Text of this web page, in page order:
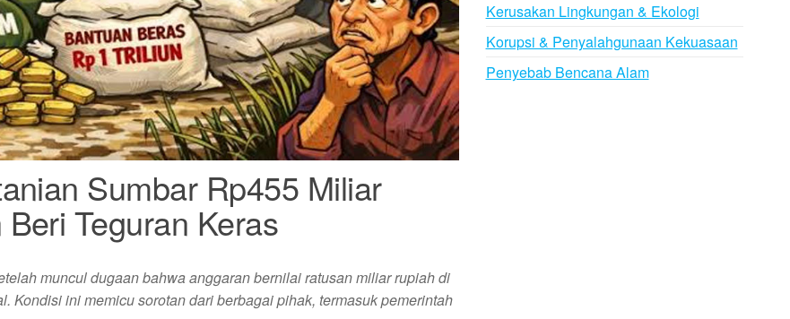
Sumbar Rp455 Miliar
Teguran Keras
muncul dugaan bahwa anggaran bernilai ratusan miliar rupiah di
Kondisi ini memicu sorotan dari berbagai pihak, termasuk pemerintah
Kerusakan Lingkungan & Ekologi
Korupsi & Penyalahgunaan Kekuasaan
Penyebab Bencana Alam